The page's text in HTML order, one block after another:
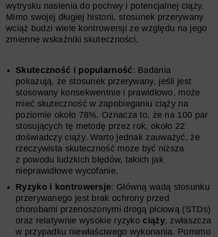
wytrysku nasienia do pochwy i potencjalnej ciąży.
Mimo swojej długiej historii, stosunek przerywany
wciąż budzi wiele kontrowersji ze względu na jego
zmienne wskaźniki skuteczności.
Skuteczność i popularność: Badania
pokazują, że stosunek przerywany, jeśli jest
stosowany konsekwentnie i prawidłowo, może
mieć skuteczność w zapobieganiu ciąży na
poziomie około 78%. Oznacza to, że na 100 par
stosujących tę metodę przez rok, około 22
doświadczy ciąży. Warto jednak zauważyć, że
rzeczywista skuteczność może być niższa
z powodu ludzkich błędów, takich jak
nieprawidłowe wycofanie.
Ryzyko i kontrowersje: Główną wadą stosunku
przerywanego jest brak ochrony przed
chorobami przenoszonymi drogą płciową (STDs)
oraz relatywnie wysokie ryzyko ciąży, zwłaszcza
w przypadku niewłaściwego wykonania. Pomimo